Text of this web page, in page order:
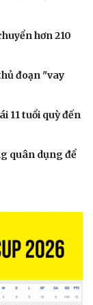
hơn 210
đoạn "vay
11 tuổi quỳ đến
quân dụng để